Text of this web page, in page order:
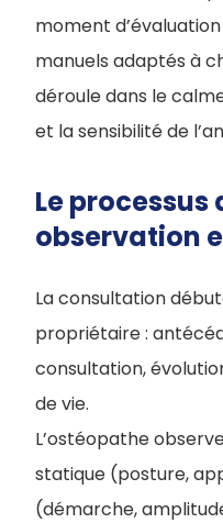
moment
manuels adaptés à
déroule dans le
et la sensibilité de
Le processus
observation
La consultation
propriétaire :
consultation,
de vie.
L’ostéopathe
statique (posture,
(démarche,